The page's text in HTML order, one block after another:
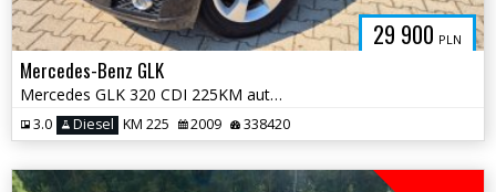
29 900 PLN
Mercedes-Benz GLK
Mercedes GLK 320 CDI 225KM automat • 4matic • salon polska • serwisowa
3.0 Diesel KM 225 2009 338420